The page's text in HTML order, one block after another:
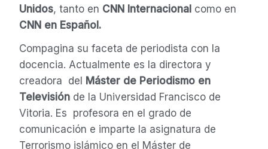
Unidos, tanto en CNN Internacional como en
CNN en Español.
Compagina su faceta de periodista con la
docencia. Actualmente es la directora y
creadora del
Máster de Periodismo en
Televisiónde la Universidad Francisco de
Vitoria. Es profesora en el grado de
comunicación e imparte la asignatura de
Terrorismo islámico en el Máster de